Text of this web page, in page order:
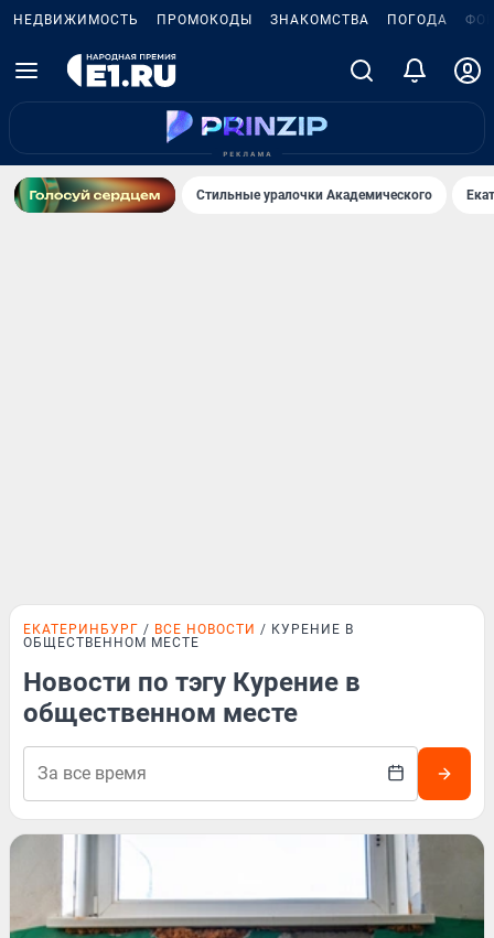
НЕДВИЖИМОСТЬ ПРОМОКОДЫ ЗНАКОМСТВА ПОГОДА
Стильные уралочки Академического
ЕКАТЕРИНБУРГ ВСЕ НОВОСТИ
КУРЕНИЕ В
ОБЩЕСТВЕННОМ МЕСТЕ
Новости по тэгу Курение в
общественном месте